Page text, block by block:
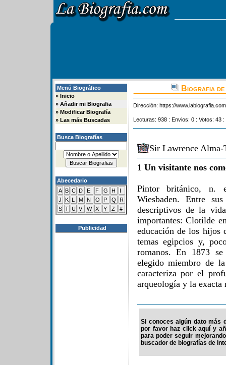
Menú Biográfico
» Inicio
» Añadir mi Biografia
» Modificar Biografía
» Las más Buscadas
Busca Biografías
Abecedario
A B C D E F G H
I
J
K L M N O P Q
R
S T U V W X Y Z #
Publicidad
Biografia
Dirección: https://
Lecturas: 938 : Envios: 0 : Votos: 43
Sir Lawrence Alma-
1 Un visitante nos
Pintor británico,
Wiesbaden. Entre
descriptivos de la
importantes: Clotilde
educación de los hijos
temas egipcios y,
romanos. En 1873
elegido miembro de
caracteriza por el
arqueología y la exacta
Si conoces algún dato más
por favor haz click aquí y
para poder seguir
buscador de biografías de